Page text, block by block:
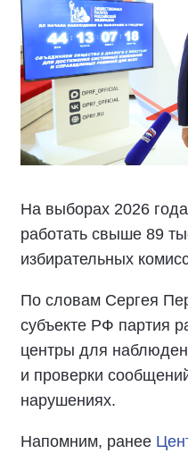
На выборах 2026
работать свыше 89
избирательных
По словам Сергея
субъекте РФ партия
центры для
и проверки
нарушениях.
Напомним, ранее